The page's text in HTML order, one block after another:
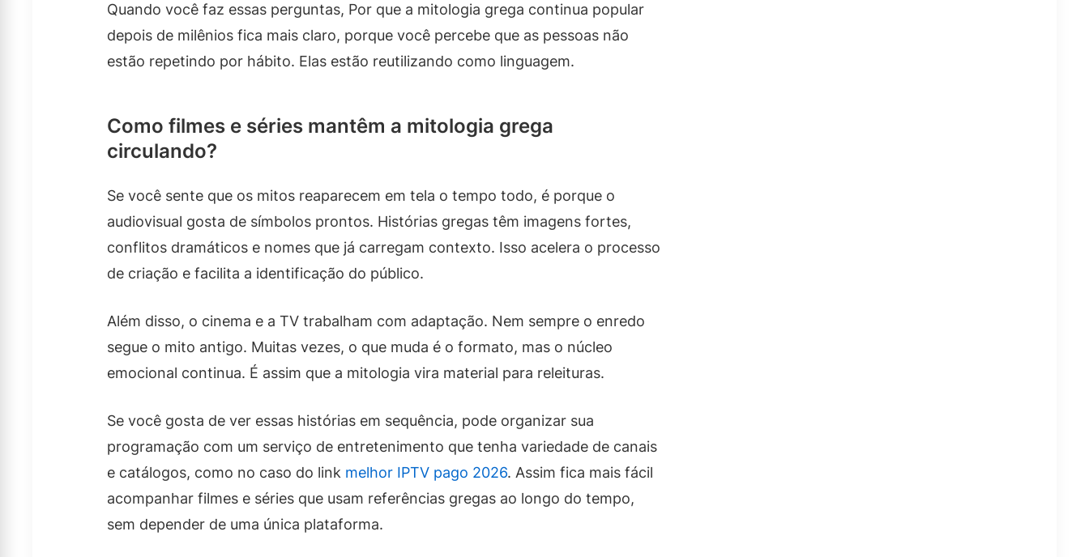
Quando você faz essas perguntas, Por que a mitologia grega continua popular
depois de milênios fica mais claro, porque você percebe que as pessoas não
estão repetindo por hábito. Elas estão reutilizando como linguagem.
Como filmes e séries mantêm a mitologia grega
circulando?
Se você sente que os mitos reaparecem em tela o tempo todo, é porque o
audiovisual gosta de símbolos prontos. Histórias gregas têm imagens fortes,
conflitos dramáticos e nomes que já carregam contexto. Isso acelera o processo
de criação e facilita a identificação do público.
Além disso, o cinema e a TV trabalham com adaptação. Nem sempre o enredo
segue o mito antigo. Muitas vezes, o que muda é o formato, mas o núcleo
emocional continua. É assim que a mitologia vira material para releituras.
Se você gosta de ver essas histórias em sequência, pode organizar sua
programação com um serviço de entretenimento que tenha variedade de canais
e catálogos, como no caso do link melhor IPTV pago 2026. Assim fica mais fácil
acompanhar filmes e séries que usam referências gregas ao longo do tempo,
sem depender de uma única plataforma.